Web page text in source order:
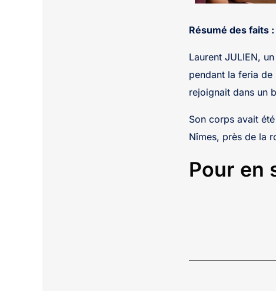
Résumé des faits :
Laurent JULIEN,
pendant la feria de
rejoignait dans un
Son corps avait
Nîmes, près de la
Pour en